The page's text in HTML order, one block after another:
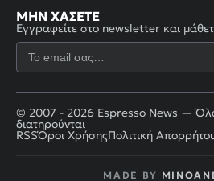
ΜΗΝ ΧΆΣΕΤΕ
Εγγραφείτε στο newsletter και
© 2007 - 2026 Espresso News —
διατηρούνται
RSSΌροι ΧρήσηςΠολιτική
MADE BY